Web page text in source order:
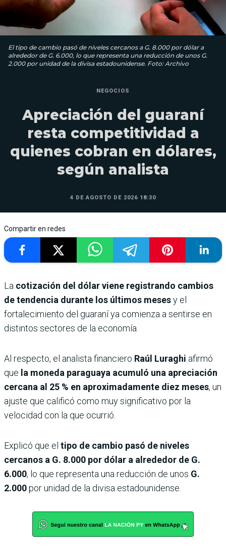
El tipo de cambio pasó de niveles cercanos a G. 8.000 por dólar a
alrededor de G. 6.000, lo que representa una reducción de unos G.
2.000 por unidad de la divisa estadounidense. Foto: Archivo
NEGOCIOS
Apreciación del guaraní
resta competitividad a
quienes cobran en dólares,
según analista
4 DE AGOSTO DE 2026 18:30
Compartir en redes
La cotización del dólar viene registrando cambios
de tendencia durante los últimos mesesy el
fortalecimiento del guaraní ya comienza a sentirse en
distintos sectores de la economía.
Al respecto, el analista financiero Raúl Luraghi afirmó
que la moneda paraguaya acumuló una apreciación
cercana al 25 % en aproximadamente diez meses, un
ajuste que calificó como muy significativo por la
velocidad con la que ocurrió.
Explicó que el tipo de cambio pasó de niveles
cercanos a G. 8.000 por dólar a alrededor de G.
6.000, lo que representa una reducción de unos G.
2.000por unidad de la divisa estadounidense.